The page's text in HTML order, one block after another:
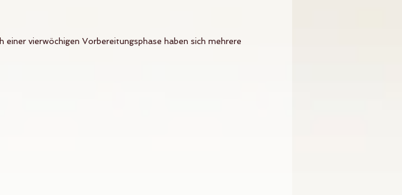
vierwöchigen Vorbereitungsphase haben sich mehrere